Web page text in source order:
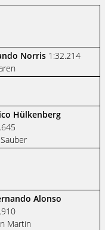
Norris 1:32.214
Hülkenberg
Alonso
Martin